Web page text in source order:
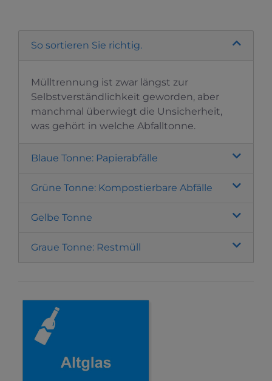
So sortieren Sie richtig.
Mülltrennung ist zwar längst zur
Selbstverständlichkeit geworden, aber
manchmal überwiegt die Unsicherheit,
was gehört in welche Abfalltonne.
Blaue Tonne: Papierabfälle
Grüne Tonne: Kompostierbare Abfälle
Gelbe Tonne
Graue Tonne: Restmüll